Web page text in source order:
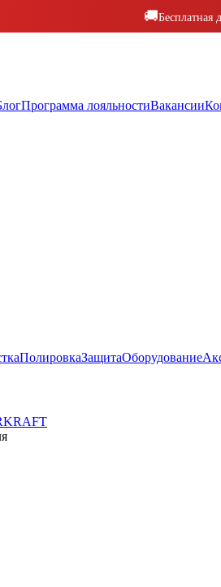
🚚Бесплатная
Программа лояльностиВакансии
ПолировкаЗащитаОборудование